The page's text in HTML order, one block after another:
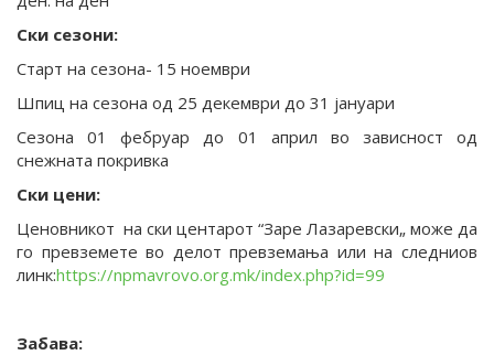
Ски сезони:
Старт на сезона- 15 ноември
Шпиц на сезона од 25 декември до 31 јануари
Сезона 01 фебруар до 01 април во зависност од
снежната покривка
Ски цени:
Ценовникот на ски центарот “Заре Лазаревски„ може да
го превземете во делот превземања или на следниов
линк:https://npmavrovo.org.mk/index.php?id=99
Забава: